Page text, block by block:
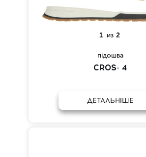
1 из 2
підошва
CROS- 4
ДЕТАЛЬНІШЕ